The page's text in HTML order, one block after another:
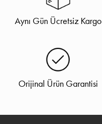
Aynı Gün Ücretsiz Kargo
Orijinal Ürün Garantisi